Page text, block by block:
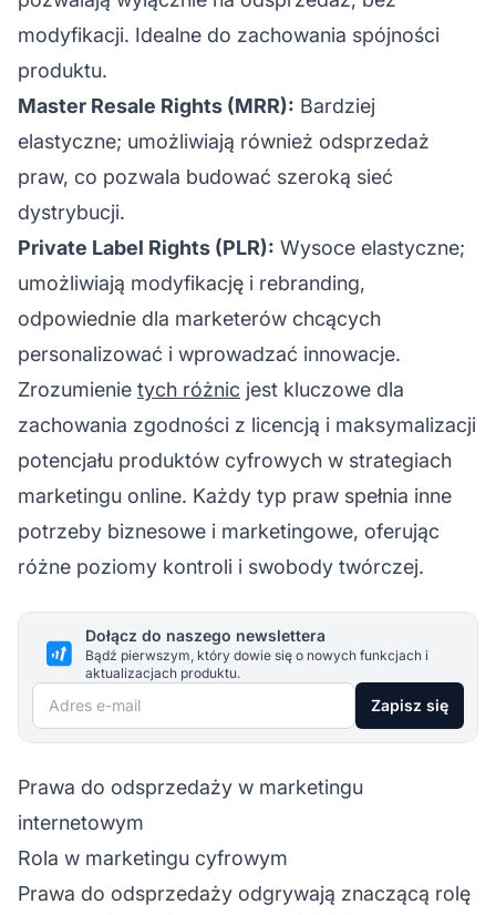
modyfikacji. Idealne do zachowania spójności
produktu.
Master Resale Rights (MRR): Bardziej
elastyczne; umożliwiają również odsprzedaż
praw, co pozwala budować szeroką sieć
dystrybucji.
Private Label Rights (PLR): Wysoce elastyczne;
umożliwiają modyfikację i rebranding,
odpowiednie dla marketerów chcących
personalizować i wprowadzać innowacje.
Zrozumienie tych różnic jest kluczowe dla
zachowania zgodności z licencją i maksymalizacji
potencjału produktów cyfrowych w strategiach
marketingu online. Każdy typ praw spełnia inne
potrzeby biznesowe i marketingowe, oferując
różne poziomy kontroli i swobody twórczej.
Dołącz do naszego newslettera
Bądź pierwszym, który dowie się o nowych funkcjach i
aktualizacjach produktu.
Adres e-mail Zapisz się
Prawa do odsprzedaży w marketingu
internetowym
Rola w marketingu cyfrowym
Prawa do odsprzedaży odgrywają znaczącą rolę